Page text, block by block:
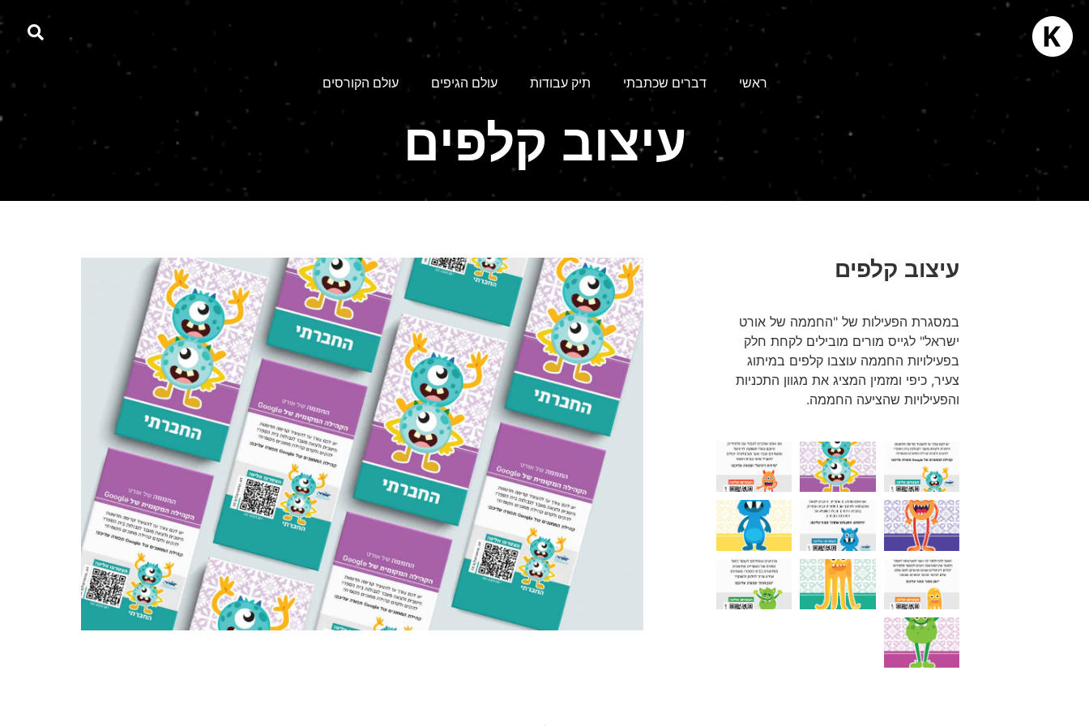
ראשי דברים שכתבתי תיק עבודות עולם הגיפים עולם הקורסים
עיצוב קלפים
עיצוב קלפים
במסגרת הפעילות של "החממה של אורט
ישראל" לגייס מורים מובילים לקחת חלק
בפעילויות החממה עוצבו קלפים במיתוג
צעיר, כיפי ומזמין המציג את מגוון התכניות
והפעילויות שהציעה החממה.